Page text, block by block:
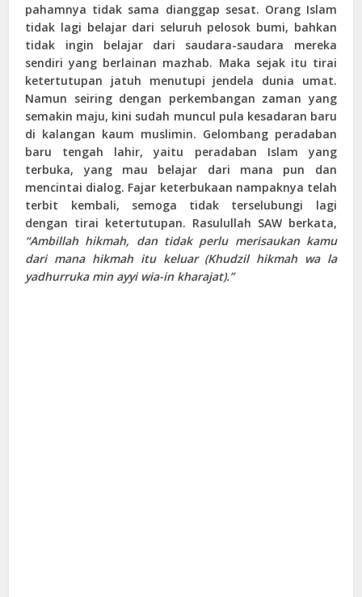
pahamnya tidak sama dianggap sesat. Orang Islam
tidak lagi belajar dari seluruh pelosok bumi, bahkan
tidak ingin belajar dari saudara-saudara mereka
sendiri yang berlainan mazhab. Maka sejak itu tirai
ketertutupan jatuh menutupi jendela dunia umat.
Namun seiring dengan perkembangan zaman yang
semakin maju, kini sudah muncul pula kesadaran baru
di kalangan kaum muslimin. Gelombang peradaban
baru tengah lahir, yaitu peradaban Islam yang
terbuka, yang mau belajar dari mana pun dan
mencintai dialog. Fajar keterbukaan nampaknya telah
terbit kembali, semoga tidak terselubungi lagi
dengan tirai ketertutupan. Rasulullah SAW berkata,
“Ambillah hikmah, dan tidak perlu merisaukan kamu
dari mana hikmah itu keluar (Khudzil hikmah wa la
yadhurruka min ayyi wia-in kharajat).”